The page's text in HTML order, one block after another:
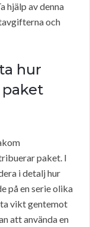
hjälp av denna
och
hur
paket. I
i detalj hur
på en serie olika
vikt gentemot
att använda en